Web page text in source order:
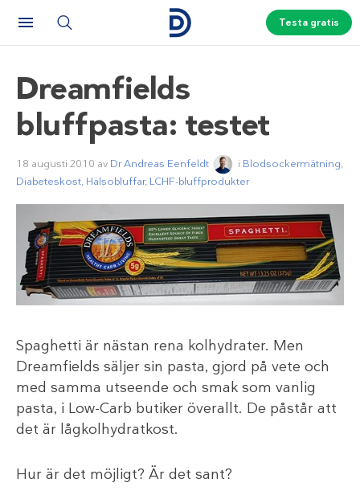
Testa gratis
Dreamfields
bluffpasta: testet
18 augusti 2010 av Dr Andreas Eenfeldt i Blodsockermätning,
Diabeteskost, Hälsobluffar, LCHF-bluffprodukter
Spaghetti är nästan rena kolhydrater. Men
Dreamfields säljer sin pasta, gjord på vete och
med samma utseende och smak som vanlig
pasta, i Low-Carb butiker överallt. De påstår att
det är lågkolhydratkost.
Hur är det möjligt? Är det sant?